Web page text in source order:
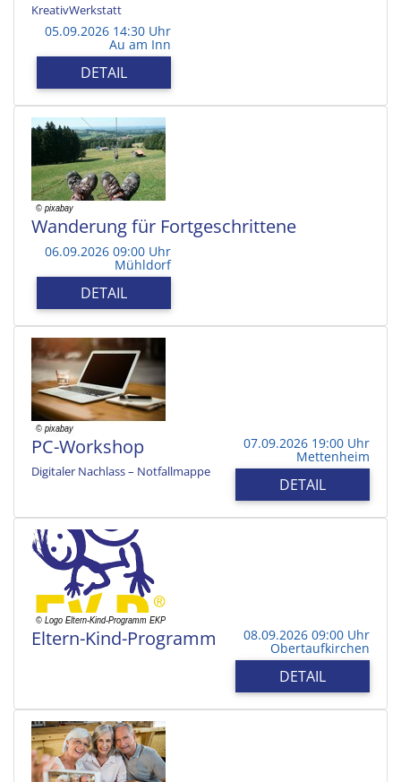
KreativWerkstatt
05.09.2026 14:30 Uhr
Au am Inn
DETAIL
Wanderung für Fortgeschrittene
06.09.2026 09:00 Uhr
Mühldorf
DETAIL
PC-Workshop
Digitaler Nachlass – Notfallmappe
07.09.2026 19:00 Uhr
Mettenheim
DETAIL
Eltern-Kind-Programm 08.09.2026 09:00 Uhr
Obertaufkirchen
DETAIL